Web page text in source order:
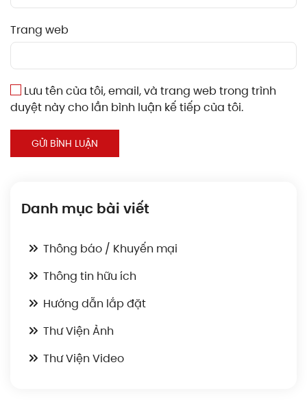
Trang web
Lưu tên của tôi, email, và trang web trong trình
duyệt này cho lần bình luận kế tiếp của tôi.
GỬI BÌNH LUẬN
Danh mục bài viết
Thông báo / Khuyến mại
Thông tin hữu ích
Hướng dẫn lắp đặt
Thư Viện Ảnh
Thư Viện Video